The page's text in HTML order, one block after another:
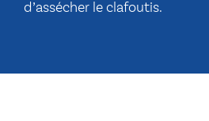
d’assécher le clafoutis.